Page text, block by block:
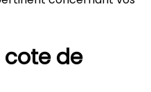
cote de